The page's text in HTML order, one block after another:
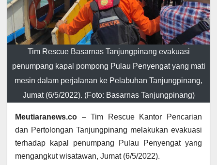
Tim Rescue Basarnas Tanjungpinang evakuasi
penumpang kapal pompong Pulau Penyengat yang mati
mesin dalam perjalanan ke Pelabuhan Tanjungpinang,
Jumat (6/5/2022). (Foto: Basarnas Tanjungpinang)
Meutiaranews.co – Tim Rescue Kantor Pencarian
dan Pertolongan Tanjungpinang melakukan evakuasi
terhadap kapal penumpang Pulau Penyengat yang
mengangkut wisatawan, Jumat (6/5/2022).